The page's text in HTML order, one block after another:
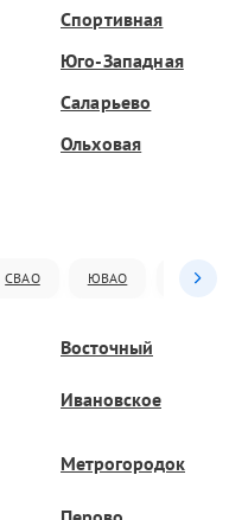
Спортивная
Юго-Западная
Саларьево
Ольховая
СВАО ЮВАО ЮАО
Восточный
Ивановское
Метрогородок